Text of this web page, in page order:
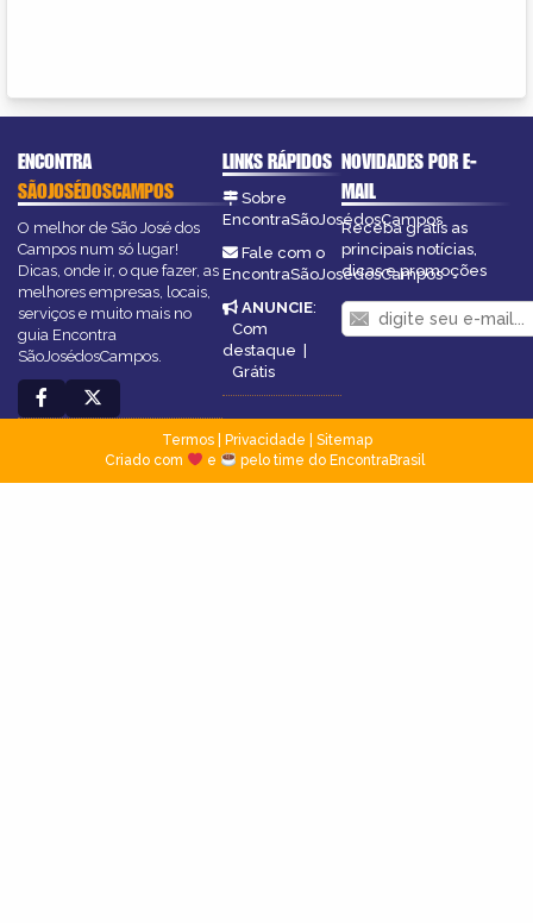
ENCONTRA
SÃOJOSÉDOSCAMPOS
O melhor de São José dos
Campos num só lugar!
Dicas, onde ir, o que fazer, as
melhores empresas, locais,
serviços e muito mais no
guia Encontra
SãoJosédosCampos.
LINKS RÁPIDOS
Sobre
EncontraSãoJosédosCampos
Fale com o
EncontraSãoJosédosCampos
ANUNCIE:
Com
destaque
Grátis
NOVIDADES POR E-
MAIL
Receba grátis as
principais notícias,
dicas e promoções
Termos| Privacidade
Sitemap
Criado com
e pelo time do EncontraBrasil